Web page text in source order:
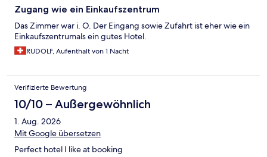
Zugang wie ein Einkaufszentrum
Das Zimmer war i. O. Der Eingang sowie Zufahrt ist eher wie ein
Einkaufszentrumals ein gutes Hotel.
RUDOLF, Aufenthalt von 1 Nacht
Verifizierte Bewertung
10/10 – Außergewöhnlich
1. Aug. 2026
Mit Google übersetzen
Perfect hotel I like at booking